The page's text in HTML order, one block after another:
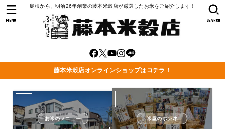
島根から、明治26年創業の藤本米穀店が厳選したお米をご紹介します！
SEARCH
MENU
藤本米穀店オンラインショップはコチラ！
お米のメニュー 米屋のホンネ